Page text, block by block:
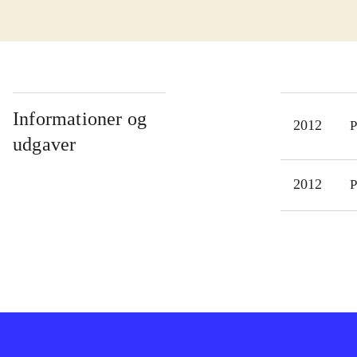
Informationer og
udgaver
2012
2012